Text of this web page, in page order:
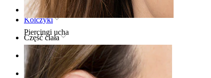
Piercingi ucha
Strona główna
Kolczyki
Część ciała
Ucho
Helix